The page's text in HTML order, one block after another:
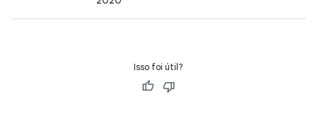
Isso foi útil?